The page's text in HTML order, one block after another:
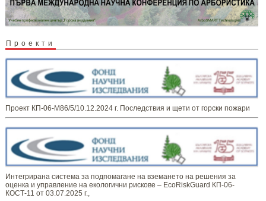
Проекти
Проект КП-06-М86/5/10.12.2024 г. Последствия и щети от горски пожари
Интегрирана система за подпомагане на вземането на решения за
оценка и управление на екологични рискове – EcoRiskGuard КП-06-
КОСТ-11 от 03.07.2025 г.,